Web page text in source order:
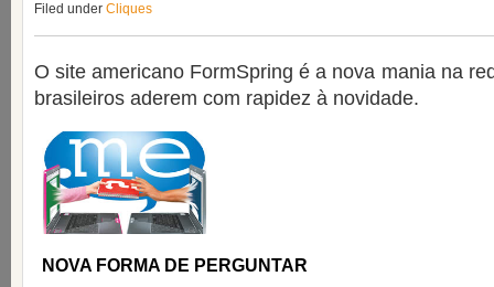
Filed under Cliques
O site americano FormSpring é a nova mania na
brasileiros aderem com rapidez à novidade.
NOVA FORMA DE PERGUNTAR